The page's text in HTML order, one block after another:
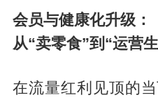
会员与健康化升级：
从“卖零食”到“运营
在流量红利见顶的